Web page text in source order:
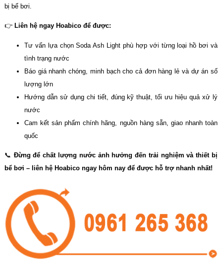
bị bể bơi.
👉 Liên hệ ngay Hoabico để được:
Tư vấn lựa chọn Soda Ash Light phù hợp với từng loại hồ bơi và
tình trạng nước
Báo giá nhanh chóng, minh bạch cho cả đơn hàng lẻ và dự án số
lượng lớn
Hướng dẫn sử dụng chi tiết, đúng kỹ thuật, tối ưu hiệu quả xử lý
nước
Cam kết sản phẩm chính hãng, nguồn hàng sẵn, giao nhanh toàn
quốc
📞 Đừng để chất lượng nước ảnh hưởng đến trải nghiệm và thiết bị
bể bơi – liên hệ Hoabico ngay hôm nay để được hỗ trợ nhanh nhất!